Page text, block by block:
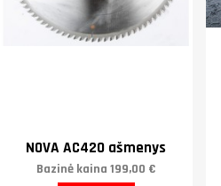
NOVA AC420 ašmenys
Bazinė kaina 199,00 €